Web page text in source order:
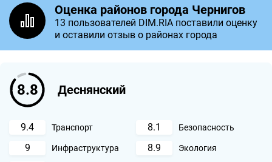
Оценка районов города Чернигов
13 пользователей DIM.RIA поставили оценку
и оставили отзыв о районах города
8.8 Деснянский
9.4 Транспорт 8.1 Безопасность
9 Инфраструктура 8.9 Экология